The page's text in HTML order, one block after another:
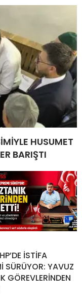
HUSUMET
BARIŞTI
İSTİFA
SÜRÜYOR: YAVUZ
GÖREVLERİNDEN